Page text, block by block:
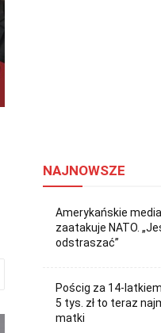
NAJNOWSZE
Amerykańskie
zaatakuje NATO.
odstraszać”
Pościg za 14-
5 tys. zł to teraz
matki